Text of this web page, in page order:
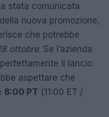
stata comunicata
nuova promozione,
che potrebbe
ottobre. Se l’azienda
il lancio
aspettare che
8:00 PT (11:00 ET /